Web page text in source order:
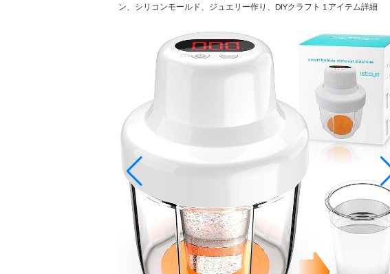
ン、シリコンモールド、ジュエリー作り、DIYクラフト 1 アイテム詳細